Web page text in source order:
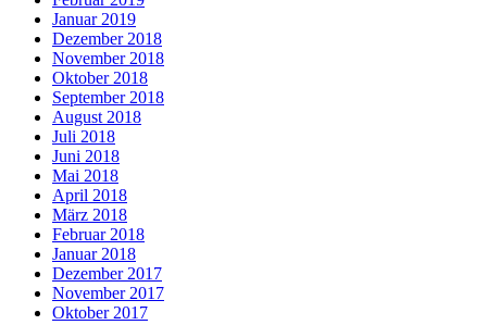
Januar 2019
Dezember 2018
November 2018
Oktober 2018
September 2018
August 2018
Juli 2018
Juni 2018
Mai 2018
April 2018
März 2018
Februar 2018
Januar 2018
Dezember 2017
November 2017
Oktober 2017